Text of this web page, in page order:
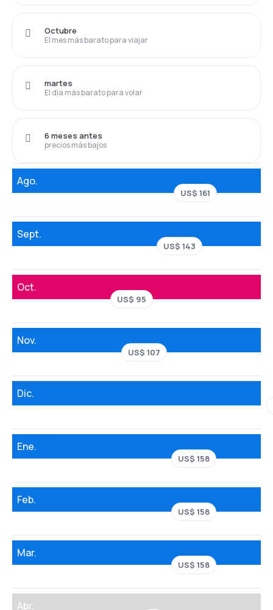
El mes más barato para viajar
Octubre
El día más barato para volar
martes
precios más bajos
6 meses antes
Ago.
US$ 161
Sept.
US$ 143
Oct.
US$ 95
Nov.
US$ 107
Dic.
Ene.
US$ 158
Feb.
US$ 158
Mar.
US$ 158
Abr.